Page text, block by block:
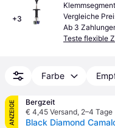
+3
Klemmsegment
Vergleiche
Ab 3
Teste flexible
Farbe
ANZEIGE
Bergzeit
€ 4,45 Versand, 2–4 Tage